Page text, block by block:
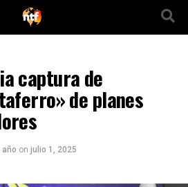
captura de
de planes
año on julio 1, 2025